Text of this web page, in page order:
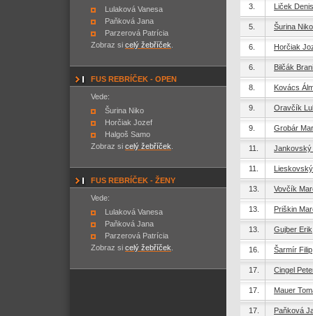
Lulaková Vanesa
Paňková Jana
Parzerová Patrícia
Zobraz si celý žebříček
FUS REBRÍČEK - OPEN
Vede:
Šurina Niko
Horčiak Jozef
Halgoš Samo
Zobraz si celý žebříček
FUS REBRÍČEK - ŽENY
Vede:
Lulaková Vanesa
Paňková Jana
Parzerová Patrícia
Zobraz si celý žebříček
3. Liček Denis
5. Šurina Niko
6. Horčiak
6. Bilčák
8. Kovács
9. Oravčík
9. Grobár
11. Jankovský
11.
13. Vovčík
13. Priškin
13. Gujber Erik
16. Šarmír Filip
17. Cingel
17. Mauer
17. Paňková